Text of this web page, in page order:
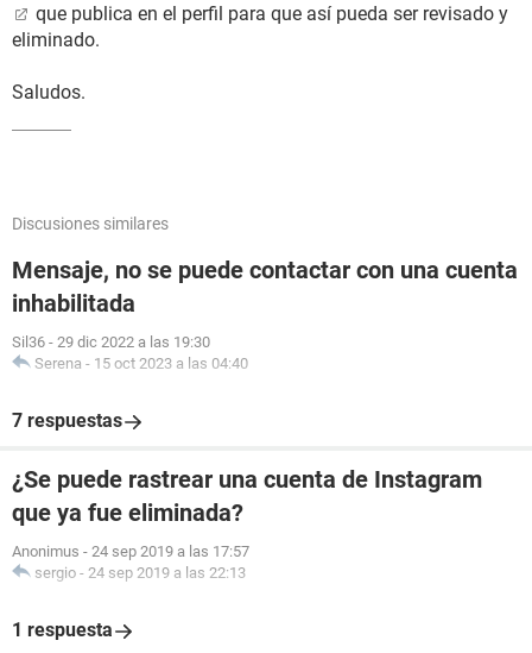
que publica en el perfil para que así pueda ser revisado y
eliminado.
Saludos.
Discusiones similares
Mensaje, no se puede contactar con una cuenta
inhabilitada
Sil36 - 29 dic 2022 a las 19:30
Serena - 15 oct 2023 a las 04:40
7 respuestas
¿Se puede rastrear una cuenta de Instagram
que ya fue eliminada?
Anonimus - 24 sep 2019 a las 17:57
sergio - 24 sep 2019 a las 22:13
1 respuesta